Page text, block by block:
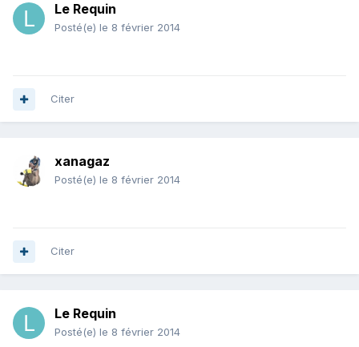
Le Requin
Posté(e) le 8 février 2014
Citer
xanagaz
Posté(e) le 8 février 2014
Citer
Le Requin
Posté(e) le 8 février 2014